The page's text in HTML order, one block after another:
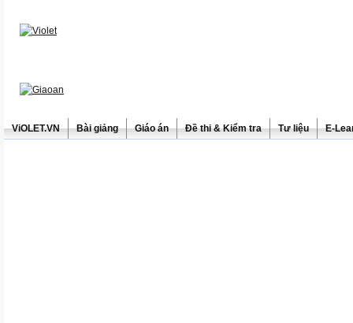
ViOLET.VN Bài giảng Giáo án Đề thi & Kiểm tra Tư liệu E-